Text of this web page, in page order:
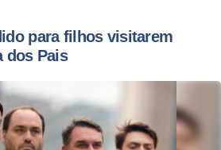
para filhos visitarem
dos Pais